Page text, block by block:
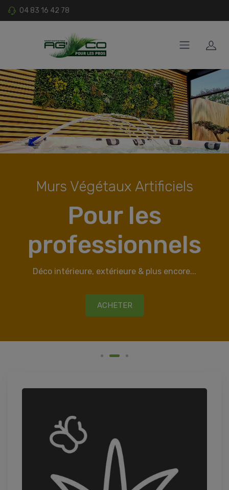
04 83 16 42 78
Murs Végétaux Artificiels
Pour les
professionnels
Déco intérieure, extérieure & plus encore...
ACHETER